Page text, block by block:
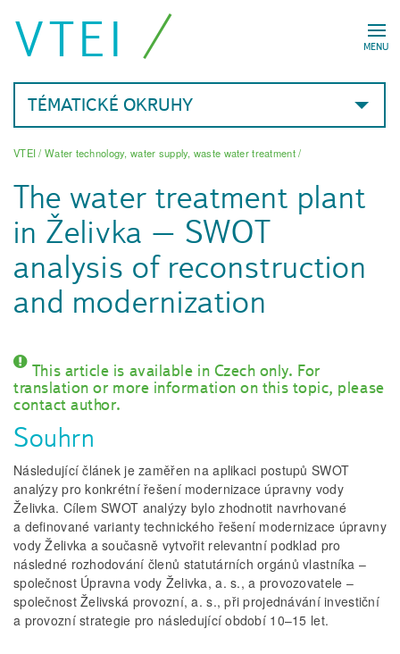
MENU
VTEI
TÉMATICKÉ OKRUHY
VTEI/ Water technology, water supply, waste water treatment/
The water treatment plant
in Želivka – SWOT
analysis of reconstruction
and modernization
This article is available in Czech only. For
translation or more information on this topic, please
contact author.
Souhrn
Následující článek je zaměřen na aplikaci postupů SWOT
analýzy pro konkrétní řešení modernizace úpravny vody
Želivka. Cílem SWOT analýzy bylo zhodnotit navrhované
a definované varianty technického řešení modernizace úpravny
vody Želivka a současně vytvořit relevantní podklad pro
následné rozhodování členů statutárních orgánů vlastníka –
společnost Úpravna vody Želivka, a. s., a provozovatele –
společnost Želivská provozní, a. s., při projednávání investiční
a provozní strategie pro následující období 10–15 let.